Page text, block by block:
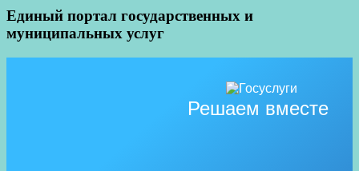
Единый портал государственных и
муниципальных услуг
Решаем вместе